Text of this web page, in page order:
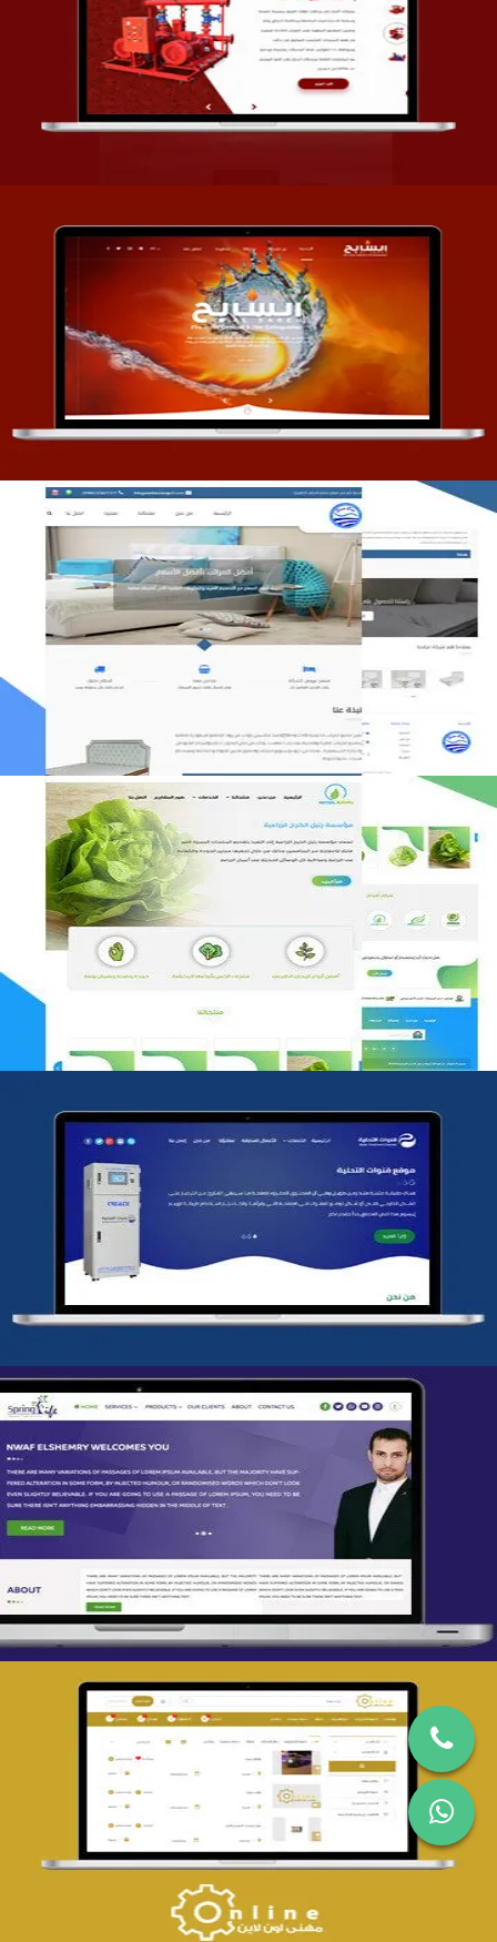
تصميم شركة قمة الأنظمة TOSY
التفاصيل
تصميم موقع السابح للصناعات المعدنية
التفاصيل
مصنع المراتب الخليجية
مؤسسة رتيل الخرج الزراعية
التفاصيل
شركة قنوات التحليه
التفاصيل
تصميم spring life
تصميم حراج مهنى
التفاصيل